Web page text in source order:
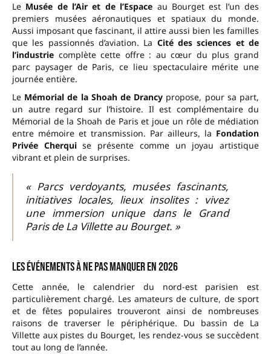
Le Musée de l’Air et de l’Espace au Bourget est l’un des
premiers musées aéronautiques et spatiaux du monde.
Aussi imposant que fascinant, il attire aussi bien les familles
que les passionnés d’aviation. La Cité des sciences et de
l’industrie complète cette offre : au cœur du plus grand
parc paysager de Paris, ce lieu spectaculaire mérite une
journée entière.
Le Mémorial de la Shoah de Drancy propose, pour sa part,
un autre regard sur l’histoire. Il est complémentaire du
Mémorial de la Shoah de Paris et joue un rôle de médiation
entre mémoire et transmission. Par ailleurs, la Fondation
Privée Cherquise présente comme un joyau artistique
vibrant et plein de surprises.
« Parcs verdoyants, musées fascinants,
initiatives locales, lieux insolites : vivez
une immersion unique dans le Grand
Paris de La Villette au Bourget. »
Les événements à ne pas manquer en 2026
Cette année, le calendrier du nord-est parisien est
particulièrement chargé. Les amateurs de culture, de sport
et de fêtes populaires trouveront ainsi de nombreuses
raisons de traverser le périphérique. Du bassin de La
Villette aux pistes du Bourget, les rendez-vous se succèdent
tout au long de l’année.